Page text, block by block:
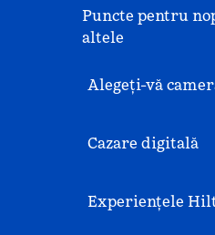
Puncte pentru
altele
Alegeți-vă
Cazare digitală
Experiențele